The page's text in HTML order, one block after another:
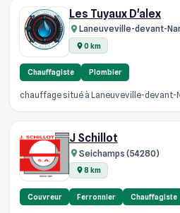
Les Tuyaux D'alex
Laneuveville-devant-
0 km
Chauffagiste Plombier
chauffage situé à Laneuveville-devant-
J Schillot
Seichamps (54280)
8 km
Couvreur Ferronnier Chauffagiste